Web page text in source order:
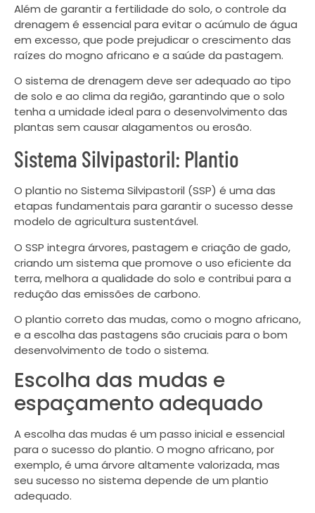
Além de garantir a fertilidade do solo, o controle da
drenagem é essencial para evitar o acúmulo de água
em excesso, que pode prejudicar o crescimento das
raízes do mogno africano e a saúde da pastagem.
O sistema de drenagem deve ser adequado ao tipo
de solo e ao clima da região, garantindo que o solo
tenha a umidade ideal para o desenvolvimento das
plantas sem causar alagamentos ou erosão.
Sistema Silvipastoril: Plantio
O plantio no Sistema Silvipastoril (SSP) é uma das
etapas fundamentais para garantir o sucesso desse
modelo de agricultura sustentável.
O SSP integra árvores, pastagem e criação de gado,
criando um sistema que promove o uso eficiente da
terra, melhora a qualidade do solo e contribui para a
redução das emissões de carbono.
O plantio correto das mudas, como o mogno africano,
e a escolha das pastagens são cruciais para o bom
desenvolvimento de todo o sistema.
Escolha das mudas e
espaçamento adequado
A escolha das mudas é um passo inicial e essencial
para o sucesso do plantio. O mogno africano, por
exemplo, é uma árvore altamente valorizada, mas
seu sucesso no sistema depende de um plantio
adequado.